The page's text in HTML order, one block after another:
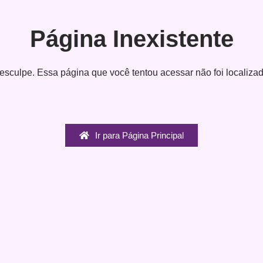
Página Inexistente
Essa página que você tentou acessar não foi
Ir para Página Principal